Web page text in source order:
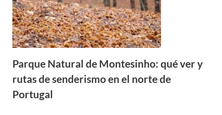
Parque Natural de Montesinho: qué ver y
rutas de senderismo en el norte de
Portugal